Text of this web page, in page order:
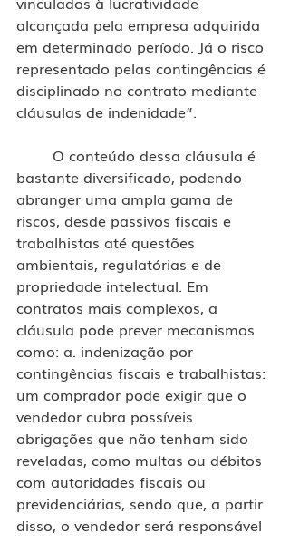
alcançada pela empresa adquirida
em determinado período. Já o risco
representado pelas contingências é
disciplinado no contrato mediante
cláusulas de indenidade”.
bastante diversificado, podendo
abranger uma ampla gama de
riscos, desde passivos fiscais e
trabalhistas até questões
ambientais, regulatórias e de
propriedade intelectual. Em
contratos mais complexos, a
cláusula pode prever mecanismos
como: a. indenização por
contingências fiscais e trabalhistas:
um comprador pode exigir que o
vendedor cubra possíveis
obrigações que não tenham sido
reveladas, como multas ou débitos
com autoridades fiscais ou
previdenciárias, sendo que, a partir
disso, o vendedor será responsável